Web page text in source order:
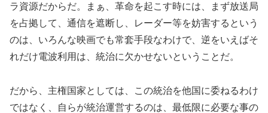
ラ資源だからだ。まぁ、革命を起こす時には、まず放送局
を占拠して、通信を遮断し、レーダー等を妨害するという
のは、いろんな映画でも常套手段なわけで、逆をいえばそ
れだけ電波利用は、統治に欠かせないということだ。
だから、主権国家としては、この統治を他国に委ねるわけ
ではなく、自らが統治運営するのは、最低限に必要な事の